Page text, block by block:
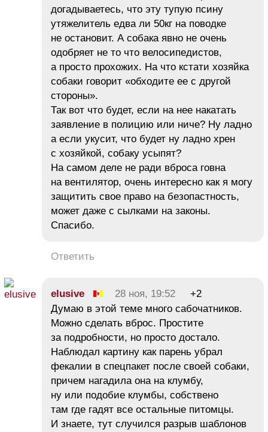
догадываетесь, что эту тупую псину
утяжелитель едва ли 50кг на поводке
не остановит. А собака явно не очень
одобряет не то что велосипедистов,
а просто прохожих. На что кстати хозяйка
собаки говорит «обходите ее с другой
стороны».
Так вот что будет, если на нее накатать
заявление в полицию или ниче? Ну ладно
а если укусит, что будет ну ладно хрен
с хозяйкой, собаку усыпят?
На самом деле не ради вброса говна
на вентилятор, очень интересно как я могу
защитить свое право на безопастность,
может даже с сылками на законы.
Спасибо.
Ответить
elusive 28 ноя, 19:52
+2
Думаю в этой теме много сабочатников.
Можно сделать вброс. Простите
за подробности, но просто достало.
Наблюдал картину как парень убрал
фекалии в спецпакет после своей собаки,
причем нагадила она на клумбу,
ну или подобие клумбы, собствено
там где гадят все остальные питомцы.
И знаете, тут случился разрыв шаблонов